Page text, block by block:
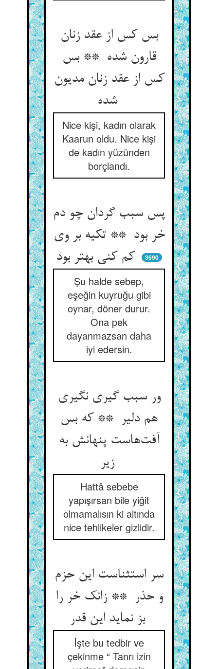
بس کس از عقد زنان
قارون شده ** بس
کس از عقد زنان مدیون
شده
Nice kişi, kadın olarak
Kaarun oldu. Nice kişi
de kadın yüzünden
borçlandı.
پس سبب گردان چو دم
خر بود ** تکیه بر وی
3690
Şu halde sebep,
eşeğin kuyruğu gibi
oynar, döner durur.
Ona pek
dayanmazsan daha
iyi edersin.
ور سبب گیری نگیری
هم دلیر ** که بس
آفت‌هاست پنهانش به
زیر
Hattâ sebebe
yapışırsan bile yiğit
olmamalısın ki altında
nice tehlikeler gizlidir.
سر استثناست این حزم
و حذر ** زانک خر را
بز نماید این قدر
İşte bu tedbir ve
çekinme “ Tanrı izin